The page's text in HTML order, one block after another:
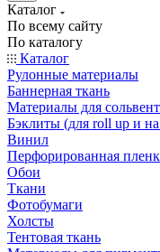
Каталог
По всему сайту
По каталогу
Каталог
Рулонные материалы
Баннерная ткань
Материалы для
Бэклиты (для roll up и
Винил
Перфорированная
Обои
Ткани
Фотобумаги
Холсты
Тентовая ткань